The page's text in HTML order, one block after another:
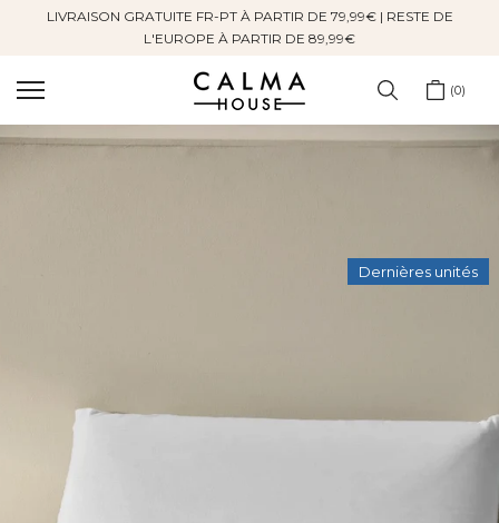
SauterLIVRAISON GRATUITE FR-PT À PARTIR DE 79,99€ | RESTE DE
L'EUROPE À PARTIR DE 89,99€
0
Dernières unités